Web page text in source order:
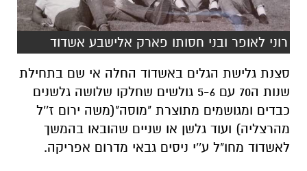
רוני לאופר ובני חסותו פארק אלישבע אשדוד
סצנת גלישת הגלים באשדוד החלה אי שם בתחילת
שנות ה70 עם 5-6 גולשים שחלקו שלושה גלשנים
כבדים ומגושמים מתוצרת "מוסה"(משה ירום ז''ל
מהרצליה) ועוד גלשן או שניים שהובאו בהמשך
לאשדוד מחו"ל ע''י ניסים גבאי מדרום אפריקה.